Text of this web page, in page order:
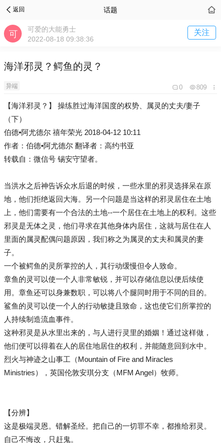
返回 话题
可爱的大能勇士
2022-08-18 09:38:36
关注
海洋邪灵？鳄鱼的灵？
异端 0 809
【海洋邪灵？】 操练胜过海洋国度的权势、属灵的丈夫/妻子
（下）
伯德•阿尤德尔 禧年荣光 2018-04-12 10:11
作者：伯德•阿尤德尔 翻译者：高约书亚
转载自：微信号 锡安守望者。
当洪水之后神告诉众水后退的时候，一些水里的邪灵选择呆在原
地，他们拒绝返回大海。另一个问题是当这样的邪灵居住在土地
上，他们需要有一个合法的土地--一个居住在土地上的权利。这些
邪灵是无体之灵，他们寻求在其他身体内居住，这就与居住在人
里面的属灵配偶问题原因，我们称之为属灵的丈夫和属灵的妻
子。
一个被鳄鱼的灵所掌控的人，其行动缓慢但令人致命。
章鱼的灵可以使一个人非常敏锐，并可以存储信息以便后续使
用。章鱼还可以身兼数职，可以将八个腿同时用于不同的目的。
鲨鱼的灵可以使一个人的行动敏捷且致命，这也使它们所掌控的
人持续制造流血事件。
这种邪灵是从水里出来的，与人进行灵里的婚姻！通过这样做，
他们便可以得着在人的居住地居住的权利，并能随意回到水中。
烈火与神迹之山事工（Mountain of Fire and Miracles
Ministries），英国伦敦安琪分支（MFM Angel）牧师。
【分辨】
这是极端灵恩。错解圣经。把自己的一切罪不幸，都推给邪灵。
自己不悔改，只赶鬼。